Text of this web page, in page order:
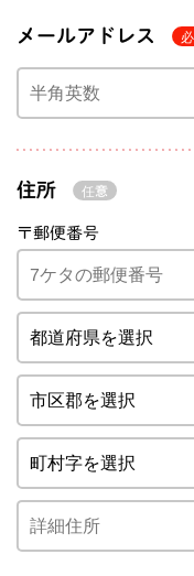
メールアドレス
住所
〒郵便番号